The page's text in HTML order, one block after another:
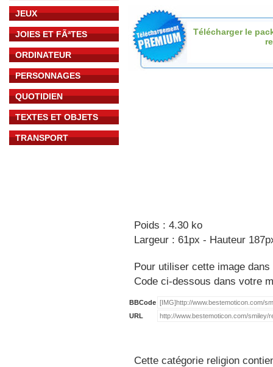
JEUX
JOIES ET FÃªTES
ORDINATEUR
PERSONNAGES
QUOTIDIEN
TEXTES ET OBJETS
TRANSPORT
Télécharger le
Poids : 4.30 ko
Largeur : 61px - Hauteur
Pour utiliser cette image
Code ci-dessous dans votre
BBCode
URL
Cette catégorie religion